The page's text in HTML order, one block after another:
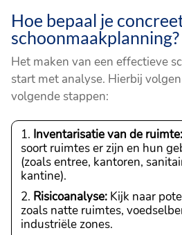
Hoe bepaal je
schoonmaakplanning?
Het maken van een effectieve
start met analyse. Hierbij
volgende stappen:
Inventarisatie van de ruimte:
soort ruimtes er zijn en hun
(zoals entree, kantoren,
kantine).
Risicoanalyse: Kijk naar
zoals natte ruimtes,
industriële zones.